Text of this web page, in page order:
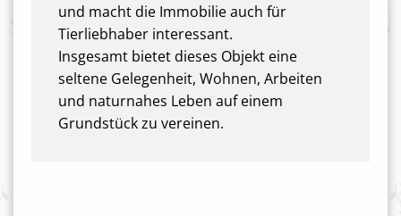
und macht die Immobilie auch für
Tierliebhaber interessant.
Insgesamt bietet dieses Objekt eine
seltene Gelegenheit, Wohnen, Arbeiten
und naturnahes Leben auf einem
Grundstück zu vereinen.